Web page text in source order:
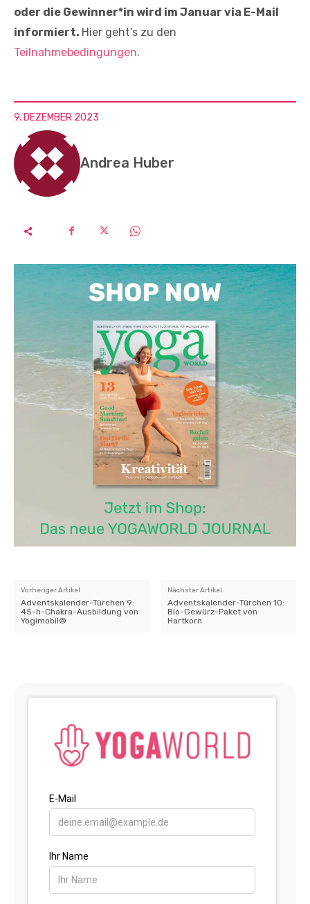
oder die Gewinner*in wird im Januar via E-Mail
informiert. Hier geht’s zu den
Teilnahmebedingungen.
9. DEZEMBER 2023
Andrea Huber
Vorheriger Artikel
Adventskalender-Türchen 9:
45-h-Chakra-Ausbildung von
Yogimobil®
Nächster Artikel
Adventskalender-Türchen 10:
Bio-Gewürz-Paket von
Hartkorn